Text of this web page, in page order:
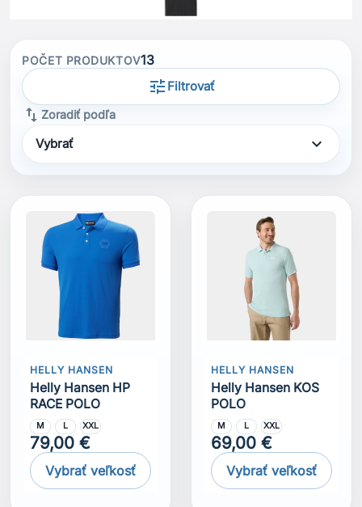
POČET PRODUKTOV13
tune Filtrovať
swap_vertZoradiť podľa
Vybrať expand_more
HELLY HANSEN
Helly Hansen HP
RACE POLO
M L XXL
79,00 €
Vybrať veľkosť
HELLY HANSEN
Helly Hansen KOS
POLO
M L XXL
69,00 €
Vybrať veľkosť